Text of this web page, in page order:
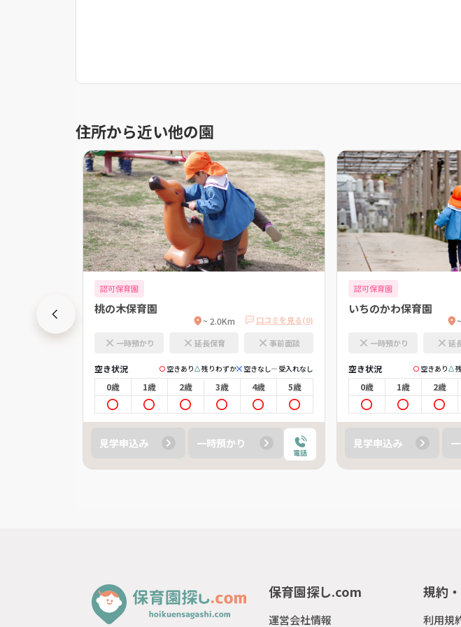
住所から近い他の園
口コミを見る(0)
認可保育園
桃の木保育園
~ 2.0Km 口コミを見る(0)
一時預かり 延長保育 事前面談
空き状況 空きあり 残りわずか 空きなし 受入れなし
0歳 1歳 2歳 3歳 4歳 5歳
見学申込み 一時預かり
電話
認可保育園
いちのかわ保育園
一時預かり 延
空き状況 空きあり
0歳 1歳 2歳
見学申込み
保育園探し.com
運営会社情報
規約
利用規